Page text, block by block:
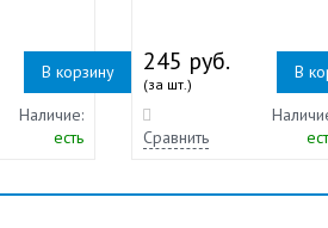
В корзину
Наличие:
есть
245 руб.
(за шт.)
В
Сравнить